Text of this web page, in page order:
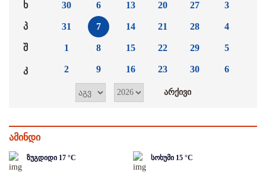
ხ
პ
შ
კ
30
31
1
2
6
7
8
9
13
14
15
16
20
21
22
23
27
28
29
30
3
4
5
6
ამინდი
ზუგდიდი 17 °C სოხუმი 15 °C